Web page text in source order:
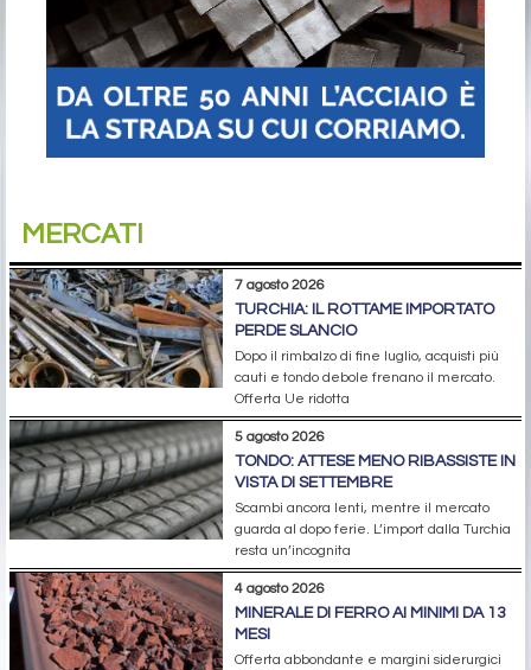
MERCATI
7 agosto 2026
TURCHIA: IL ROTTAME IMPORTATO
PERDE SLANCIO
Dopo il rimbalzo di fine luglio, acquisti più
cauti e tondo debole frenano il mercato.
Offerta Ue ridotta
5 agosto 2026
TONDO: ATTESE MENO RIBASSISTE IN
VISTA DI SETTEMBRE
Scambi ancora lenti, mentre il mercato
guarda al dopo ferie. L’import dalla Turchia
resta un’incognita
4 agosto 2026
MINERALE DI FERRO AI MINIMI DA 13
MESI
Offerta abbondante e margini siderurgici